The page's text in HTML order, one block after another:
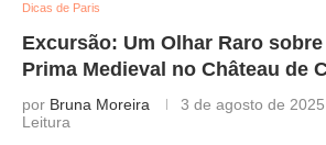
Dicas de Paris
Excursão: Um Olhar Raro
Prima Medieval no Château de
por Bruna Moreira 3 de agosto de 2025
Leitura